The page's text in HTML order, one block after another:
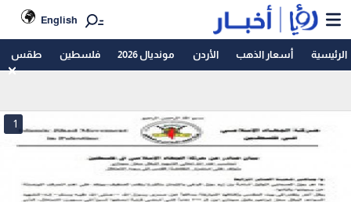
English
الرئيسية أسعار الذهب الأردن مونديال 2026 فلسطين طقس
1